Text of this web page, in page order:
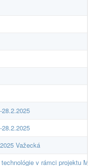
Važecká
v rámci projektu